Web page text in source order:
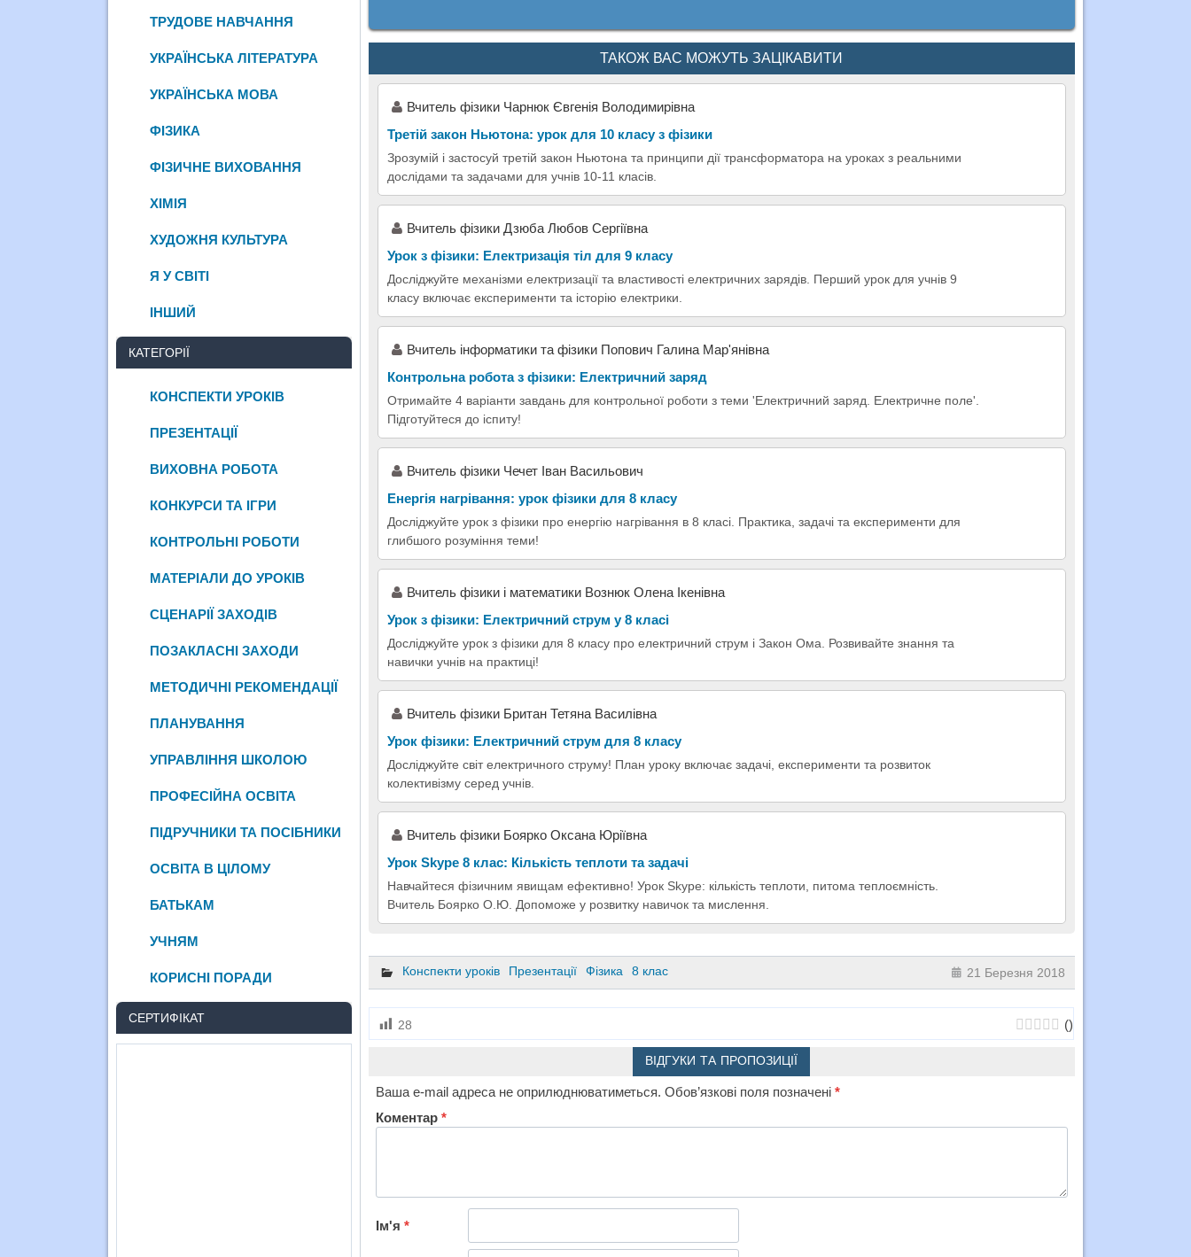
ТАКОЖ ВАС МОЖУТЬ ЗАЦІКАВИТИ
Вчитель фізики Чарнюк Євгенія Володимирівна
Третій закон Ньютона: урок для 10 класу з фізики
Зрозумій і застосуй третій закон Ньютона та принципи дії трансформатора на уроках з реальними
дослідами та задачами для учнів 10-11 класів.
Вчитель фізики Дзюба Любов Сергіївна
Урок з фізики: Електризація тіл для 9 класу
Досліджуйте механізми електризації та властивості електричних зарядів. Перший урок для учнів 9
класу включає експерименти та історію електрики.
Вчитель інформатики та фізики Попович Галина Мар'янівна
Контрольна робота з фізики: Електричний заряд
Отримайте 4 варіанти завдань для контрольної роботи з теми 'Електричний заряд. Електричне поле'.
Підготуйтеся до іспиту!
Вчитель фізики Чечет Іван Васильович
Енергія нагрівання: урок фізики для 8 класу
Досліджуйте урок з фізики про енергію нагрівання в 8 класі. Практика, задачі та експерименти для
глибшого розуміння теми!
Вчитель фізики і математики Вознюк Олена Ікенівна
Урок з фізики: Електричний струм у 8 класі
Досліджуйте урок з фізики для 8 класу про електричний струм і Закон Ома. Розвивайте знання та
навички учнів на практиці!
Вчитель фізики Британ Тетяна Василівна
Урок фізики: Електричний струм для 8 класу
Досліджуйте світ електричного струму! План уроку включає задачі, експерименти та розвиток
колективізму серед учнів.
Вчитель фізики Боярко Оксана Юріївна
Урок Skype 8 клас: Кількість теплоти та задачі
Навчайтеся фізичним явищам ефективно! Урок Skype: кількість теплоти, питома теплоємність.
Вчитель Боярко О.Ю. Допоможе у розвитку навичок та мислення.
Конспекти уроків Презентації Фізика 8 клас 21 Березня 2018
28 ()
ВІДГУКИ ТА ПРОПОЗИЦІЇ
Ваша e-mail адреса не оприлюднюватиметься. Обов’язкові поля позначені *
Коментар *
Ім'я *
ТРУДОВЕ НАВЧАННЯ
УКРАЇНСЬКА ЛІТЕРАТУРА
УКРАЇНСЬКА МОВА
ФІЗИКА
ФІЗИЧНЕ ВИХОВАННЯ
ХІМІЯ
ХУДОЖНЯ КУЛЬТУРА
Я У СВІТІ
ІНШИЙ
КАТЕГОРІЇ
КОНСПЕКТИ УРОКІВ
ПРЕЗЕНТАЦІЇ
ВИХОВНА РОБОТА
КОНКУРСИ ТА ІГРИ
КОНТРОЛЬНІ РОБОТИ
МАТЕРІАЛИ ДО УРОКІВ
СЦЕНАРІЇ ЗАХОДІВ
ПОЗАКЛАСНІ ЗАХОДИ
МЕТОДИЧНІ РЕКОМЕНДАЦІЇ
ПЛАНУВАННЯ
УПРАВЛІННЯ ШКОЛОЮ
ПРОФЕСІЙНА ОСВІТА
ПІДРУЧНИКИ ТА ПОСІБНИКИ
ОСВІТА В ЦІЛОМУ
БАТЬКАМ
УЧНЯМ
КОРИСНІ ПОРАДИ
СЕРТИФІКАТ